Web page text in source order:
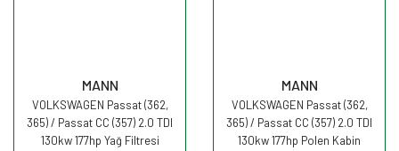
MANN
VOLKSWAGEN Passat (362,
365) / Passat CC (357) 2.0 TDI
130kw 177hp Yağ Filtresi
MANN
VOLKSWAGEN Passat (362,
365) / Passat CC (357) 2.0 TDI
130kw 177hp Polen Kabin